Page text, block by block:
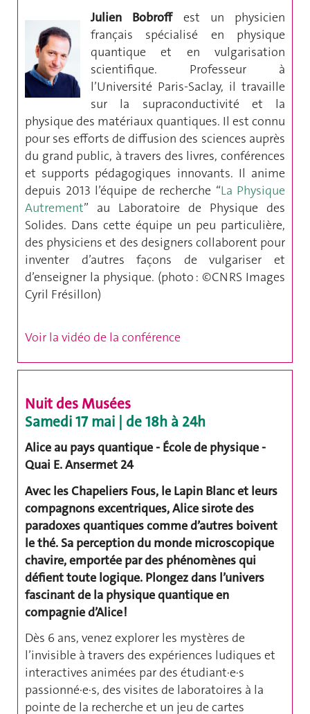
Julien Bobroff est un physicien
français spécialisé en physique
quantique et en vulgarisation
scientifique. Professeur à
l’Université Paris-Saclay, il travaille
sur la supraconductivité et la
physique des matériaux quantiques. Il est connu
pour ses efforts de diffusion des sciences auprès
du grand public, à travers des livres, conférences
et supports pédagogiques innovants. Il anime
depuis 2013 l’équipe de recherche “La Physique
Autrement” au Laboratoire de Physique des
Solides. Dans cette équipe un peu particulière,
des physiciens et des designers collaborent pour
inventer d’autres façons de vulgariser et
d’enseigner la physique. (photo : ©CNRS Images
Cyril Frésillon)
Voir la vidéo de la conférence
Nuit des Musées
Samedi 17 mai | de 18h à 24h
Alice au pays quantique - École de physique -
Quai E. Ansermet 24
Avec les Chapeliers Fous, le Lapin Blanc et leurs
compagnons excentriques, Alice sirote des
paradoxes quantiques comme d’autres boivent
le thé. Sa perception du monde microscopique
chavire, emportée par des phénomènes qui
défient toute logique. Plongez dans l’univers
fascinant de la physique quantique en
compagnie d’Alice !
Dès 6 ans, venez explorer les mystères de
l’invisible à travers des expériences ludiques et
interactives animées par des étudiant·e·s
passionné·e·s, des visites de laboratoires à la
pointe de la recherche et un jeu de cartes